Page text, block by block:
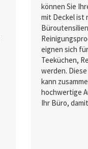
können Sie
mit Deckel ist
eignen sich
Teeküchen,
werden.
kann
hochwertige
Ihr Büro,